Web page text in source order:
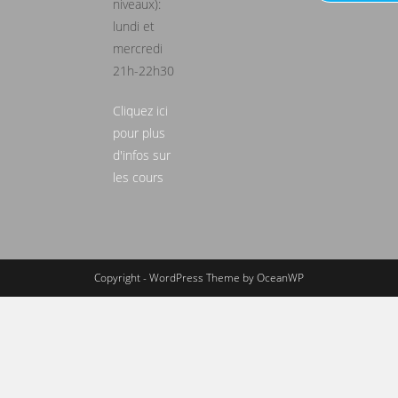
niveaux):
lundi et
mercredi
21h-22h30
Cliquez ici
pour plus
d'infos sur
les cours
Copyright - WordPress Theme by OceanWP